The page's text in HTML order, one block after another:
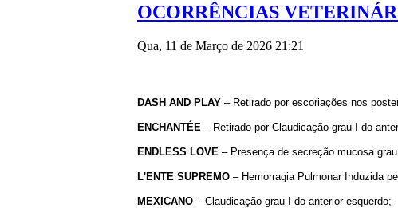
OCORRÊNCIAS
Qua, 11 de Março de 2026 21:21
DASH AND PLAY – Retirado por escoriações nos
ENCHANTÉE – Retirado por Claudicação grau I do
ENDLESS LOVE – Presença de secreção mucosa
L'ENTE SUPREMO – Hemorragia Pulmonar Induzida
MEXICANO – Claudicação grau I do anterior esquerdo;